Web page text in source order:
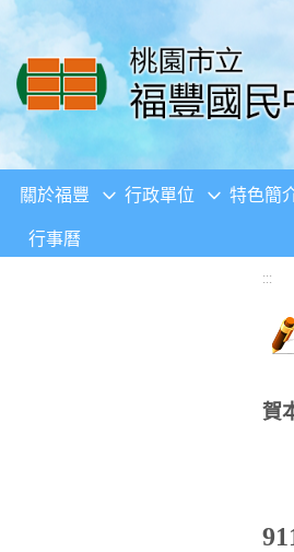
移至網頁之主要內容區位置
關於福豐 行政單位 特色簡
行事曆
:::
賀